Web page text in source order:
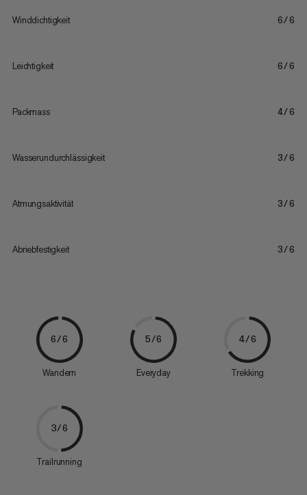
Winddichtigkeit 6/6
Leichtigkeit 6/6
Packmass 4/6
Wasserundurchlässigkeit 3/6
Atmungsaktivität 3/6
Abriebfestigkeit 3/6
6/6
Wandern
5/6
Everyday
4/6
Trekking
3/6
Trailrunning